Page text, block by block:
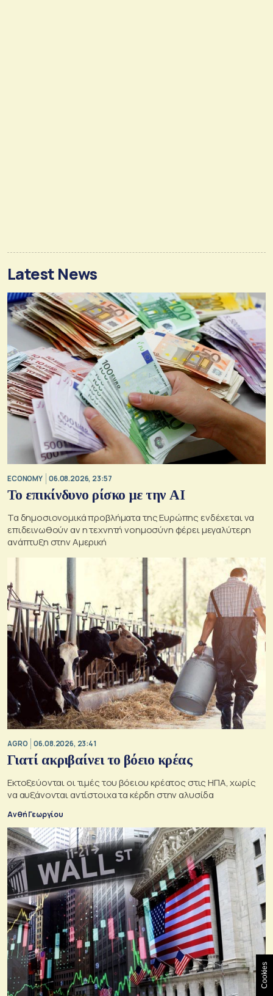
Latest News
ECONOMY 06.08.2026, 23:57
Το επικίνδυνο ρίσκο με την ΑΙ
Τα δημοσιονομικά προβλήματα της Ευρώπης ενδέχεται να
επιδεινωθούν αν η τεχνητή νοημοσύνη φέρει μεγαλύτερη
ανάπτυξη στην Αμερική
AGRO 06.08.2026, 23:41
Γιατί ακριβαίνει το βόειο κρέας
Εκτοξεύονται οι τιμές του βόειου κρέατος στις ΗΠΑ, χωρίς
να αυξάνονται αντίστοιχα τα κέρδη στην αλυσίδα
Ανθή Γεωργίου
Cookies